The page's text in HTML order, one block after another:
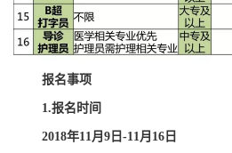
报名事项
1.报名时间
2018年11 月 9 日 -11 月 16 日